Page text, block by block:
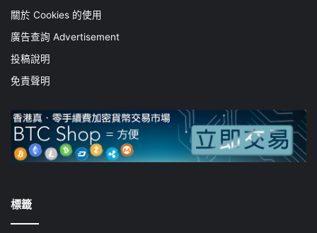
關於 Cookies 的使用
廣告查詢 Advertisement
投稿說明
免責聲明
標籤